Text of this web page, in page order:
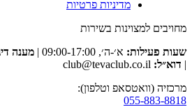
מדיניות פרטיות
מחויבים למצוינות בשירות
שעות פעילות: א׳-ה׳, 09:00-17:00 | מענה
| דוא״ל:
מרכזיה (וואטסאפ וטלפון):
055-883-8818